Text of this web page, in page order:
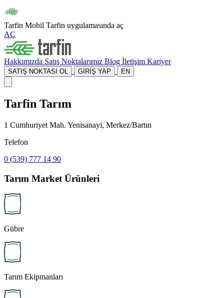
Tarfin Mobil Tarfin uygulamasında aç
AÇ
Hakkımızda Satış Noktalarımız Blog İletişim Kariyer
SATIŞ NOKTASI OL GİRİŞ YAP EN
Tarfin Tarım
1 Cumhuriyet Mah. Yenisanayi, Merkez/Bartın
Telefon
0 (539) 777 14 90
Tarım Market Ürünleri
Gübre
Tarım Ekipmanları